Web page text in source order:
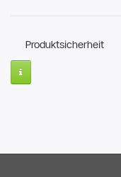
Produktsicherheit